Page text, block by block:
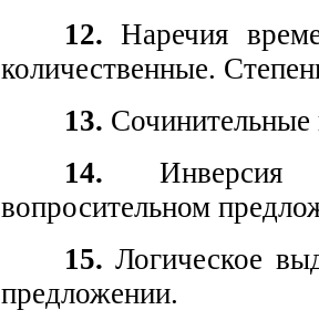
12. Наречия
количественные.
13.
14. Инверсия
вопросительном
15. Логическое
предложении.